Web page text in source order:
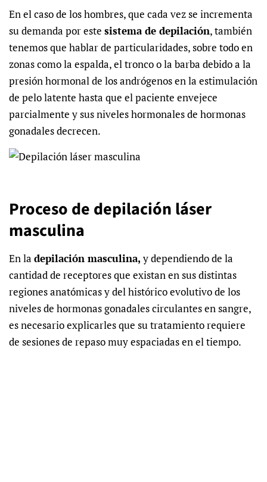
En el caso de los hombres, que cada vez se incrementa
su demanda por este sistema de depilación, también
tenemos que hablar de particularidades, sobre todo en
zonas como la espalda, el tronco o la barba debido a la
presión hormonal de los andrógenos en la estimulación
de pelo latente hasta que el paciente envejece
parcialmente y sus niveles hormonales de hormonas
gonadales decrecen.
Proceso de depilación láser
masculina
En la depilación masculina,y dependiendo de la
cantidad de receptores que existan en sus distintas
regiones anatómicas y del histórico evolutivo de los
niveles de hormonas gonadales circulantes en sangre,
es necesario explicarles que su tratamiento requiere
de sesiones de repaso muy espaciadas en el tiempo.